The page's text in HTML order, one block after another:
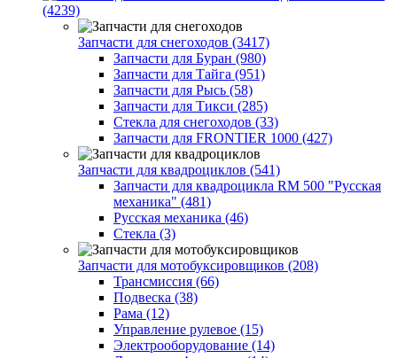
(4239)
Запчасти для снегоходов (3417)
Запчасти для Буран (980)
Запчасти для Тайга (951)
Запчасти для Рысь (58)
Запчасти для Тикси (285)
Стекла для снегоходов (33)
Запчасти для FRONTIER 1000 (427)
Запчасти для квадроциклов (541)
Запчасти для квадроцикла RM 500 "Русская
механика" (481)
Русская механика (46)
Стекла (3)
Запчасти для мотобуксировщиков (208)
Трансмиссия (66)
Подвеска (38)
Рама (12)
Управление рулевое (15)
Электрооборудование (14)